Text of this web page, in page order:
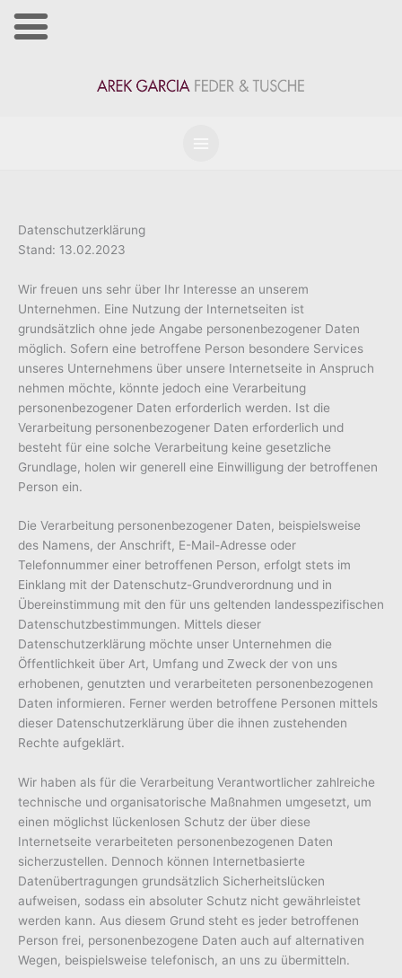
Datenschutzerklärung
Stand: 13.02.2023
Wir freuen uns sehr über Ihr Interesse an unserem
Unternehmen. Eine Nutzung der Internetseiten ist
grundsätzlich ohne jede Angabe personenbezogener Daten
möglich. Sofern eine betroffene Person besondere Services
unseres Unternehmens über unsere Internetseite in Anspruch
nehmen möchte, könnte jedoch eine Verarbeitung
personenbezogener Daten erforderlich werden. Ist die
Verarbeitung personenbezogener Daten erforderlich und
besteht für eine solche Verarbeitung keine gesetzliche
Grundlage, holen wir generell eine Einwilligung der betroffenen
Person ein.
Die Verarbeitung personenbezogener Daten, beispielsweise
des Namens, der Anschrift, E-Mail-Adresse oder
Telefonnummer einer betroffenen Person, erfolgt stets im
Einklang mit der Datenschutz-Grundverordnung und in
Übereinstimmung mit den für uns geltenden landesspezifischen
Datenschutzbestimmungen. Mittels dieser
Datenschutzerklärung möchte unser Unternehmen die
Öffentlichkeit über Art, Umfang und Zweck der von uns
erhobenen, genutzten und verarbeiteten personenbezogenen
Daten informieren. Ferner werden betroffene Personen mittels
dieser Datenschutzerklärung über die ihnen zustehenden
Rechte aufgeklärt.
Wir haben als für die Verarbeitung Verantwortlicher zahlreiche
technische und organisatorische Maßnahmen umgesetzt, um
einen möglichst lückenlosen Schutz der über diese
Internetseite verarbeiteten personenbezogenen Daten
sicherzustellen. Dennoch können Internetbasierte
Datenübertragungen grundsätzlich Sicherheitslücken
aufweisen, sodass ein absoluter Schutz nicht gewährleistet
werden kann. Aus diesem Grund steht es jeder betroffenen
Person frei, personenbezogene Daten auch auf alternativen
Wegen, beispielsweise telefonisch, an uns zu übermitteln.